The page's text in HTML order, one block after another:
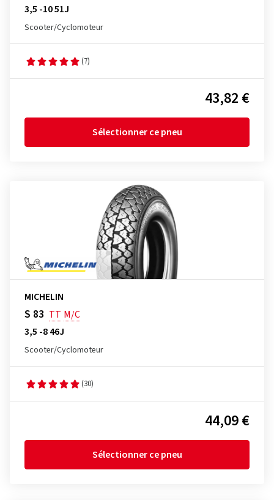
3,5 -10 51J
Scooter/Cyclomoteur
(7)
43,82 €
Sélectionner ce pneu
MICHELIN
S 83 TT M/C
3,5 -8 46J
Scooter/Cyclomoteur
(30)
44,09 €
Sélectionner ce pneu